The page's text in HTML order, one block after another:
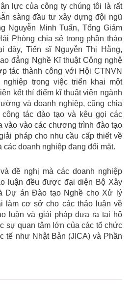
lực của công ty chúng tôi là rất
sàng đầu tư xây dựng đội ngũ
Nguyễn Minh Tuấn, Tổng Giám
Phòng chia sẻ trong phần thảo
đây, Tiến sĩ Nguyễn Thị Hằng,
đẳng Nghề Kĩ thuật Công nghệ
tác thành công với Hội CTNVN
trong việc triển khai một
kết thí điểm kĩ thuật viên ngành
và doanh nghiệp, cũng chia
tác đào tạo và kêu gọi các
vào vào các chương trình đào tạo
pháp cho nhu cầu cấp thiết về
các doanh nghiệp đang đối mặt.
đề nghị mà các doanh nghiệp
luận đều được đại diện Bộ Xây
Dự án Đào tạo Nghề cho Xử lý
làm cơ sở cho các thảo luận về
luận và giải pháp đưa ra tại hộ
sự quan tâm lớn của các tổ chức
tế như Nhật Bản (JICA) và Phần